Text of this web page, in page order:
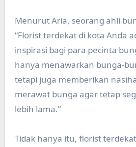
Menurut Aria, seorang ahli
“Florist terdekat di kota Anda
inspirasi bagi para pecinta
hanya menawarkan bunga-
tetapi juga memberikan
merawat bunga agar tetap
lebih lama.”
Tidak hanya itu, florist